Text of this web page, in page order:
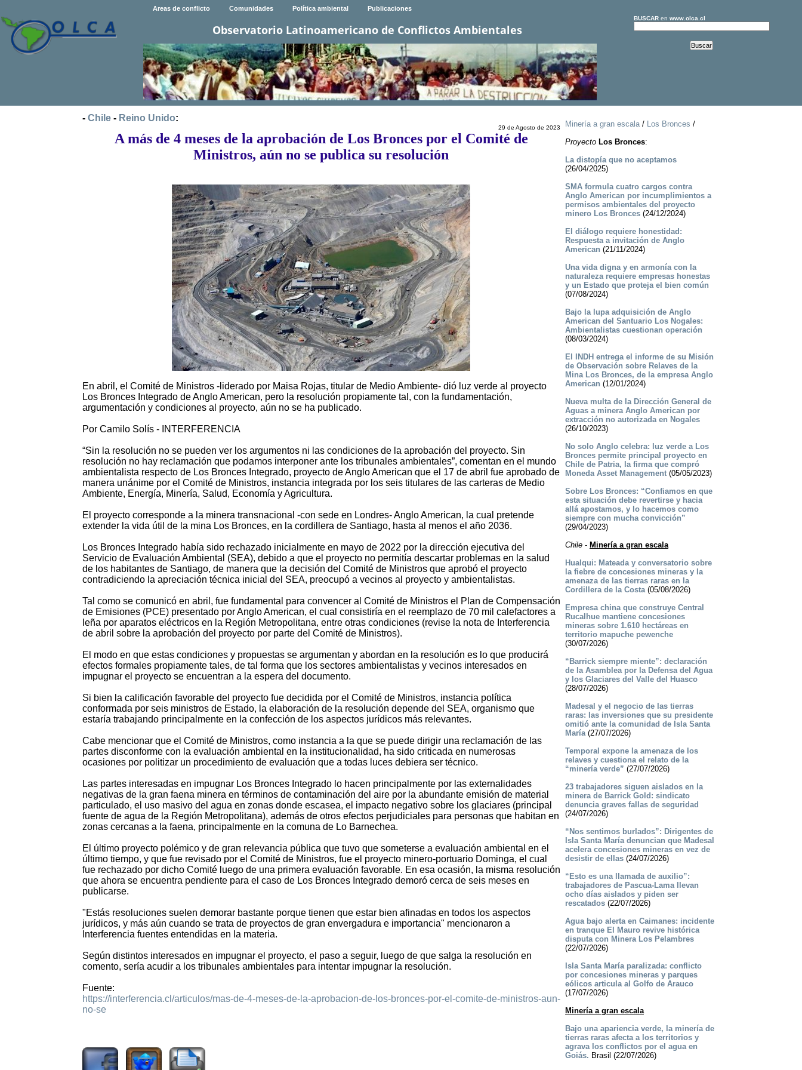
Areas de conflicto Comunidades Política ambiental Publicaciones
Observatorio Latinoamericano de Conflictos Ambientales
BUSCARen www.olca.cl
- Chile - Reino Unido:
29 de Agosto de 2023
A más de 4 meses de la aprobación de Los Bronces por el Comité de
Ministros, aún no se publica su resolución
En abril, el Comité de Ministros -liderado por Maisa Rojas, titular de Medio Ambiente- dió luz verde al proyecto
Los Bronces Integrado de Anglo American, pero la resolución propiamente tal, con la fundamentación,
argumentación y condiciones al proyecto, aún no se ha publicado.
Por Camilo Solís - INTERFERENCIA
“Sin la resolución no se pueden ver los argumentos ni las condiciones de la aprobación del proyecto. Sin
resolución no hay reclamación que podamos interponer ante los tribunales ambientales”, comentan en el mundo
ambientalista respecto de Los Bronces Integrado, proyecto de Anglo American que el 17 de abril fue aprobado de
manera unánime por el Comité de Ministros, instancia integrada por los seis titulares de las carteras de Medio
Ambiente, Energía, Minería, Salud, Economía y Agricultura.
El proyecto corresponde a la minera transnacional -con sede en Londres- Anglo American, la cual pretende
extender la vida útil de la mina Los Bronces, en la cordillera de Santiago, hasta al menos el año 2036.
Los Bronces Integrado había sido rechazado inicialmente en mayo de 2022 por la dirección ejecutiva del
Servicio de Evaluación Ambiental (SEA), debido a que el proyecto no permitía descartar problemas en la salud
de los habitantes de Santiago, de manera que la decisión del Comité de Ministros que aprobó el proyecto
contradiciendo la apreciación técnica inicial del SEA, preocupó a vecinos al proyecto y ambientalistas.
Tal como se comunicó en abril, fue fundamental para convencer al Comité de Ministros el Plan de Compensación
de Emisiones (PCE) presentado por Anglo American, el cual consistiría en el reemplazo de 70 mil calefactores a
leña por aparatos eléctricos en la Región Metropolitana, entre otras condiciones (revise la nota de Interferencia
de abril sobre la aprobación del proyecto por parte del Comité de Ministros).
El modo en que estas condiciones y propuestas se argumentan y abordan en la resolución es lo que producirá
efectos formales propiamente tales, de tal forma que los sectores ambientalistas y vecinos interesados en
impugnar el proyecto se encuentran a la espera del documento.
Si bien la calificación favorable del proyecto fue decidida por el Comité de Ministros, instancia política
conformada por seis ministros de Estado, la elaboración de la resolución depende del SEA, organismo que
estaría trabajando principalmente en la confección de los aspectos jurídicos más relevantes.
Cabe mencionar que el Comité de Ministros, como instancia a la que se puede dirigir una reclamación de las
partes disconforme con la evaluación ambiental en la institucionalidad, ha sido criticada en numerosas
ocasiones por politizar un procedimiento de evaluación que a todas luces debiera ser técnico.
Las partes interesadas en impugnar Los Bronces Integrado lo hacen principalmente por las externalidades
negativas de la gran faena minera en términos de contaminación del aire por la abundante emisión de material
particulado, el uso masivo del agua en zonas donde escasea, el impacto negativo sobre los glaciares (principal
fuente de agua de la Región Metropolitana), además de otros efectos perjudiciales para personas que habitan en
zonas cercanas a la faena, principalmente en la comuna de Lo Barnechea.
El último proyecto polémico y de gran relevancia pública que tuvo que someterse a evaluación ambiental en el
último tiempo, y que fue revisado por el Comité de Ministros, fue el proyecto minero-portuario Dominga, el cual
fue rechazado por dicho Comité luego de una primera evaluación favorable. En esa ocasión, la misma resolución
que ahora se encuentra pendiente para el caso de Los Bronces Integrado demoró cerca de seis meses en
publicarse.
"Estás resoluciones suelen demorar bastante porque tienen que estar bien afinadas en todos los aspectos
jurídicos, y más aún cuando se trata de proyectos de gran envergadura e importancia" mencionaron a
Interferencia fuentes entendidas en la materia.
Según distintos interesados en impugnar el proyecto, el paso a seguir, luego de que salga la resolución en
comento, sería acudir a los tribunales ambientales para intentar impugnar la resolución.
Fuente:
https://interferencia.cl/articulos/mas-de-4-meses-de-la-aprobacion-de-los-bronces-por-el-comite-de-ministros-aun-
no-se
Minería a gran escala/ Los Bronces /
Proyecto Los Bronces:
La distopía que no aceptamos
(26/04/2025)
SMA formula cuatro cargos contra
Anglo American por incumplimientos a
permisos ambientales del proyecto
minero Los Bronces(24/12/2024)
El diálogo requiere honestidad:
Respuesta a invitación de Anglo
American (21/11/2024)
Una vida digna y en armonía con la
naturaleza requiere empresas honestas
y un Estado que proteja el bien común
(07/08/2024)
Bajo la lupa adquisición de Anglo
American del Santuario Los Nogales:
Ambientalistas cuestionan operación
(08/03/2024)
El INDH entrega el informe de su Misión
de Observación sobre Relaves de la
Mina Los Bronces, de la empresa Anglo
American (12/01/2024)
Nueva multa de la Dirección General de
Aguas a minera Anglo American por
extracción no autorizada en Nogales
(26/10/2023)
No solo Anglo celebra: luz verde a Los
Bronces permite principal proyecto en
Chile de Patria, la firma que compró
Moneda Asset Management(05/05/2023)
Sobre Los Bronces: “Confiamos en que
esta situación debe revertirse y hacia
allá apostamos, y lo hacemos como
siempre con mucha convicción”
(29/04/2023)
Chile- Minería a gran escala
Hualqui: Mateada y conversatorio sobre
la fiebre de concesiones mineras y la
amenaza de las tierras raras en la
Cordillera de la Costa(05/08/2026)
Empresa china que construye Central
Rucalhue mantiene concesiones
mineras sobre 1.610 hectáreas en
territorio mapuche pewenche
(30/07/2026)
“Barrick siempre miente”: declaración
de la Asamblea por la Defensa del Agua
y los Glaciares del Valle del Huasco
(28/07/2026)
Madesal y el negocio de las tierras
raras: las inversiones que su presidente
omitió ante la comunidad de Isla Santa
María(27/07/2026)
Temporal expone la amenaza de los
relaves y cuestiona el relato de la
“minería verde” (27/07/2026)
23 trabajadores siguen aislados en la
minera de Barrick Gold: sindicato
denuncia graves fallas de seguridad
(24/07/2026)
“Nos sentimos burlados”: Dirigentes de
Isla Santa María denuncian que Madesal
acelera concesiones mineras en vez de
desistir de ellas(24/07/2026)
“Esto es una llamada de auxilio”:
trabajadores de Pascua-Lama llevan
ocho días aislados y piden ser
rescatados(22/07/2026)
Agua bajo alerta en Caimanes: incidente
en tranque El Mauro revive histórica
disputa con Minera Los Pelambres
(22/07/2026)
Isla Santa María paralizada: conflicto
por concesiones mineras y parques
eólicos articula al Golfo de Arauco
(17/07/2026)
Minería a gran escala
Bajo una apariencia verde, la minería de
tierras raras afecta a los territorios y
agrava los conflictos por el agua en
Goiás. Brasil (22/07/2026)